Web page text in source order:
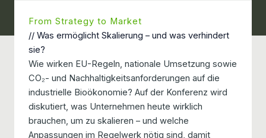
From Strategy to Market
// Was ermöglicht Skalierung – und was verhindert
sie?
Wie wirken EU-Regeln, nationale Umsetzung sowie
CO₂- und Nachhaltigkeitsanforderungen auf die
industrielle Bioökonomie? Auf der Konferenz wird
diskutiert, was Unternehmen heute wirklich
brauchen, um zu skalieren – und welche
Anpassungen im Regelwerk nötig sind, damit